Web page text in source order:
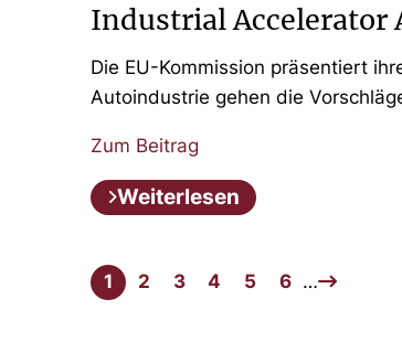
Industrial Accelerator
Die EU-Kommission präsentiert
Autoindustrie gehen die
Zum Beitrag
Weiterlesen
1 2 3 4 5 6 …